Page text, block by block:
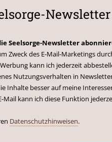
Newsletter
Seelsorge-Newsletter
Zweck des E-Mail-Marketings
kann ich jederzeit
Nutzungsverhalten in
Inhalte besser auf meine
kann ich diese Funktion
Datenschutzhinweisen.